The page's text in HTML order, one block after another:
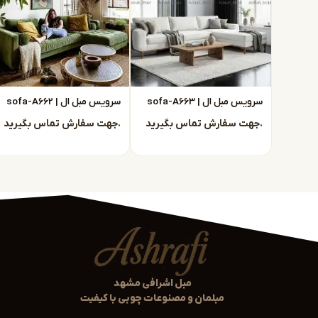
تنوع در رنگ، پارچه و چیدمان
اگر میخواهید در کنار زیبایی، راحتی واقعی را هم تجربه کنید،
بود.
خرید مبلمان راحتی مشهد از
کیفیت ساخت تحت کنترل مستقیم
ارسال رایگان در مشهد و پشتیبانی کامل پس از خرید
ما با تیم تولید حرفهای و طراحی داخلی، آماد هایم تا شما را
انواع مد لهای مبلمان راحتی در مشهد
مجموعه ما شامل صدها مدلمبل راحتی مشهد
است که
سرویس مبل ال | sofa-A663
جهت سفارش تماس بگیرید.
سرویس مبل ال | sofa-A662
جهت سفارش تماس بگیرید.
مبل اشرافی مشهد
مبلمان و مصنوعات چوبی با کیفیت
دستیار هوش مصنوعی
همیشه در خدمت شما